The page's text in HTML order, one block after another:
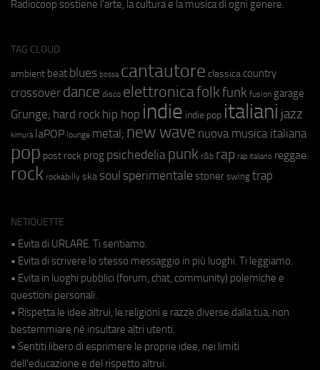
Radiocoop sostiene l'arte, la cultura e la musica di ogni genere.
TAG CLOUD
ambient beat blues bossa cantautore classica country
crossover dance disco elettronicafolkfunk fusion garage
Grunge; hard rock hip hop indie indie pop italiani jazz
kimura laPOP lounge metal; new wave nuova musica italiana
pop post rock prog psichedeliapunk r&b rap rap italiano reggae
rock rockabilly ska soul sperimentale stoner swing trap
NETIQUETTE
• Evita di URLARE. Ti sentiamo.
• Evita di scrivere lo stesso messaggio in più luoghi. Ti leggiamo.
• Evita in luoghi pubblici (forum, chat, community) polemiche e
questioni personali.
• Rispetta le idee altrui, le religioni e razze diverse dalla tua, non
bestemmiare né insultare altri utenti.
• Sentiti libero di esprimere le proprie idee, nei limiti
dell'educazione e del rispetto altrui.